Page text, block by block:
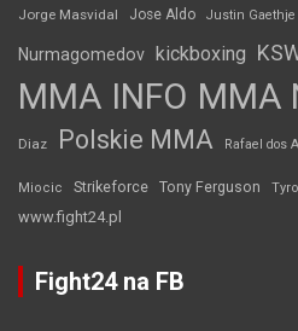
Jorge Masvidal Jose Aldo Justin Gaethje
Nurmagomedov kickboxing
MMA INFO MMA
Diaz Polskie MMA Rafael dos
Miocic Strikeforce Tony Ferguson
www.fight24.pl
Fight24 na FB